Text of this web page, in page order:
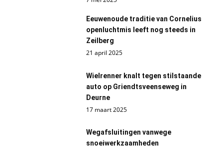
Eeuwenoude traditie van Cornelius
openluchtmis leeft nog steeds in
Zeilberg
21 april 2025
Wielrenner knalt tegen stilstaande
auto op Griendtsveenseweg in
Deurne
17 maart 2025
Wegafsluitingen vanwege
snoeiwerkzaamheden